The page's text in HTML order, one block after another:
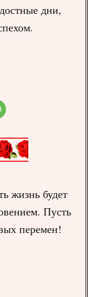
дни,
жизнь будет
Пусть
перемен!